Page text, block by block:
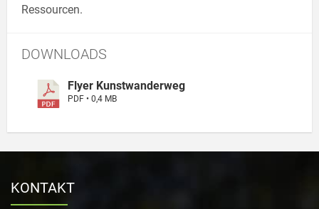
Ressourcen.
DOWNLOADS
Flyer Kunstwanderweg
PDF • 0,4 MB
KONTAKT